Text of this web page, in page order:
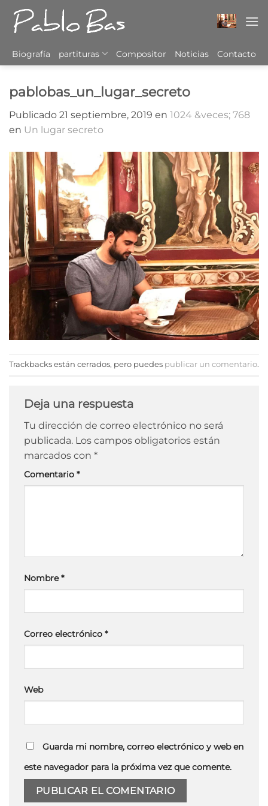
Saltar
contenido
Biografía partituras Compositor Noticias Contacto
pablobas_un_lugar_secreto
Publicado 21 septiembre, 2019 en 1024 &veces; 768
en Un lugar secreto
Trackbacks están cerrados, pero puedes publicar un comentario.
Deja una respuesta
Tu dirección de correo electrónico no será
publicada. Los campos obligatorios están
marcados con *
Comentario *
Nombre*
Correo electrónico *
Web
Guarda mi nombre, correo electrónico y web en
este navegador para la próxima vez que comente.